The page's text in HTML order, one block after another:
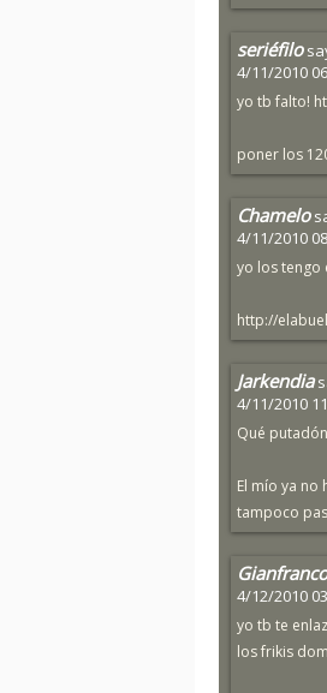
seriéfilo
4/11/2010
yo tb falto!
poner los
Chamelo
4/11/2010
yo los tengo
http://
Jarkendia
4/11/2010
Qué
El mío ya no
tampoco
Gianfranco
4/12/2010
yo tb te
los frikis